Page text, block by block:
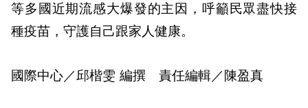
等多國近期流感大爆發的主因，呼籲民眾盡快接
種疫苗，守護自己跟家人健康。
國際中心／邱楷雯 編撰 責任編輯／陳盈真